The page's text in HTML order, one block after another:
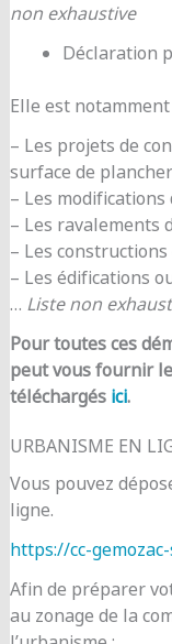
non exhaustive
Déclaration
Elle est
– Les projets de
surface de
– Les modifications
– Les ravalements
– Les
– Les édifications
… Liste non
Pour toutes ces
peut vous fournir
téléchargés ici.
URBANISME EN
Vous pouvez
ligne.
https://cc-
Afin de préparer
au zonage de la